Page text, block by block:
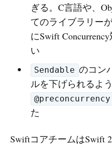
ぎる。C言語や、
てのライブラリー
にSwift
い
Sendable のコン
ルを下げられるよ
@preconcurrency
た
SwiftコアチームはSwift